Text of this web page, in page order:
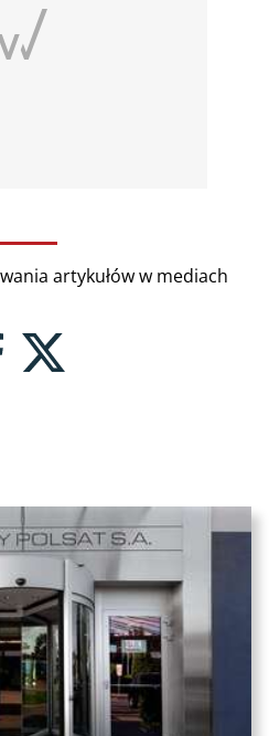
artykułów w mediach